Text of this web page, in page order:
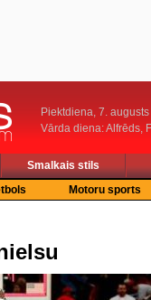
Piektdiena, 7. augusts
Vārda diena: Alfrēds,
Smalkais stils
Motoru sports